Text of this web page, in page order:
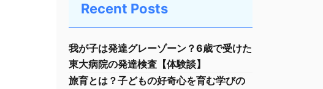
Recent Posts
我が子は発達グレーゾーン？6歳で受けた
東大病院の発達検査【体験談】
旅育とは？子どもの好奇心を育む学びの